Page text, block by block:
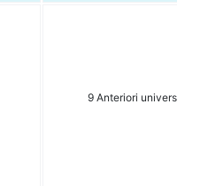
9 Anteriori universale 1